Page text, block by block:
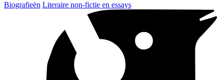
Biografieën Literaire non-fictie en essays